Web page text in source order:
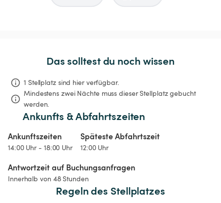
Das solltest du noch wissen
1 Stellplatz sind hier verfügbar.
Mindestens zwei Nächte muss dieser Stellplatz gebucht
werden.
Ankunfts & Abfahrtszeiten
Ankunftszeiten
14:00 Uhr - 18:00 Uhr
Späteste Abfahrtszeit
12:00 Uhr
Antwortzeit auf Buchungsanfragen
Innerhalb von 48 Stunden
Regeln des Stellplatzes